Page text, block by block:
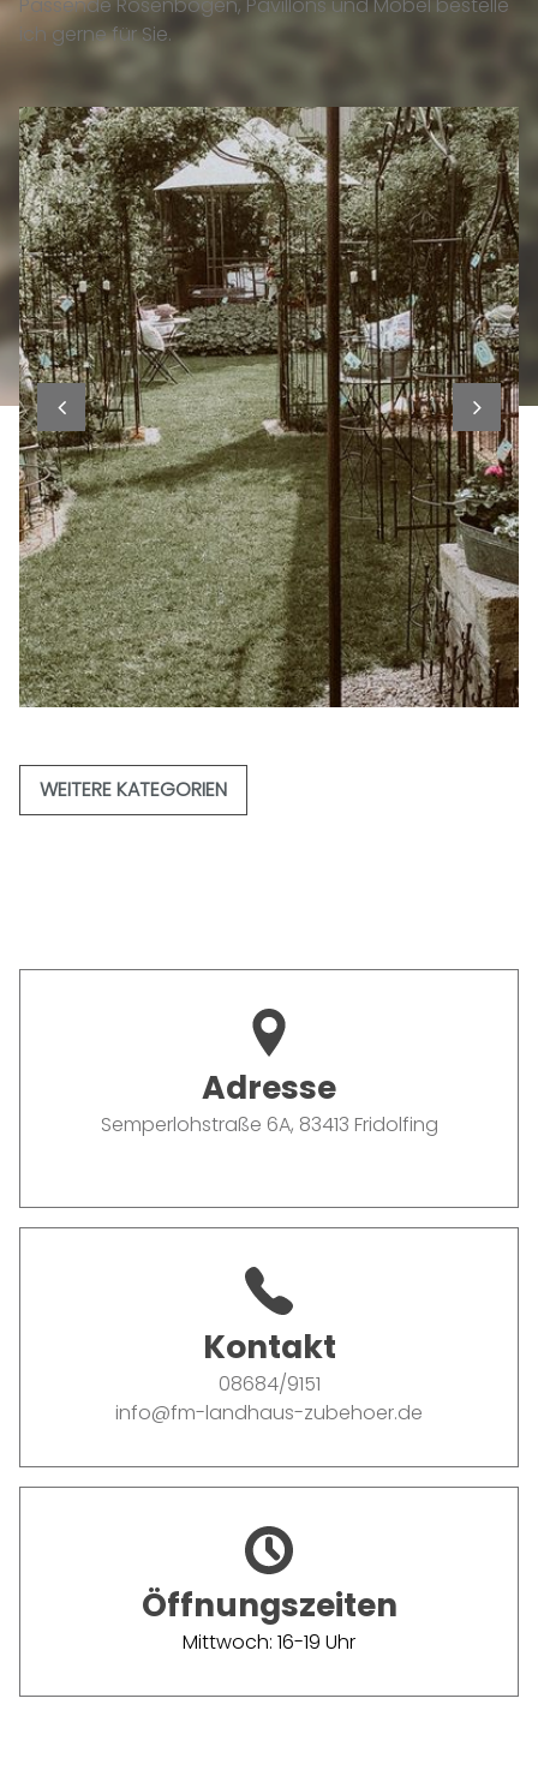
HOME
PRODUKTE
EVENTS
ÜBER MICH
KONTAKT
ich gerne für Sie.
WEITERE KATEGORIEN
Adresse
Semperlohstraße 6A, 83413 Fridolfing
Kontakt
08684/9151
info@fm-landhaus-zubehoer.de
Öffnungszeiten
Mittwoch: 16-19 Uhr